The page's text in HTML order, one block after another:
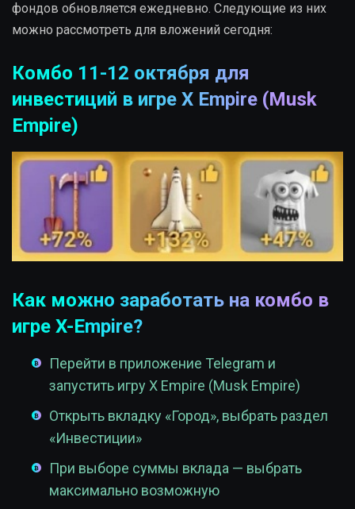
фондов обновляется ежедневно. Следующие из них
можно рассмотреть для вложений сегодня:
Комбо 11-12 октября для
инвестиций в игре X Empire (Musk
Empire)
Как можно заработать на комбо в
игре X-Empire?
Перейти в приложение Telegram и
запустить игру X Empire (Musk Empire)
Открыть вкладку «Город», выбрать раздел
«Инвестиции»
При выборе суммы вклада — выбрать
максимально возможную